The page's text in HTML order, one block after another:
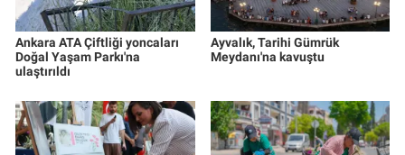
Ankara ATA Çiftliği yoncaları
Doğal Yaşam Parkı'na
ulaştırıldı
Ayvalık, Tarihi Gümrük
Meydanı'na kavuştu